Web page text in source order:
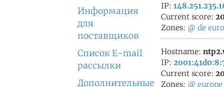
Информация
для
поставщиков
Список E-mail
рассылки
Дополнительные
IP:
Current score:
Zones: @ de
Hostname:
IP:
Current score:
Zones: @ europe